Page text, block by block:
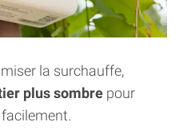
la surchauffe,
plus sombre pour